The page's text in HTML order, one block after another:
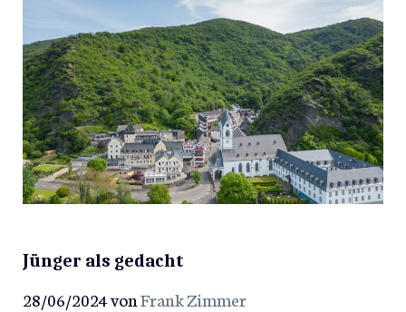
Jünger als gedacht
28/06/2024vonFrank Zimmer